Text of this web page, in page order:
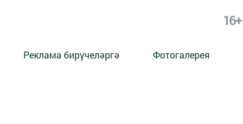
16+
Реклама бирүчеләргә Фотогалерея